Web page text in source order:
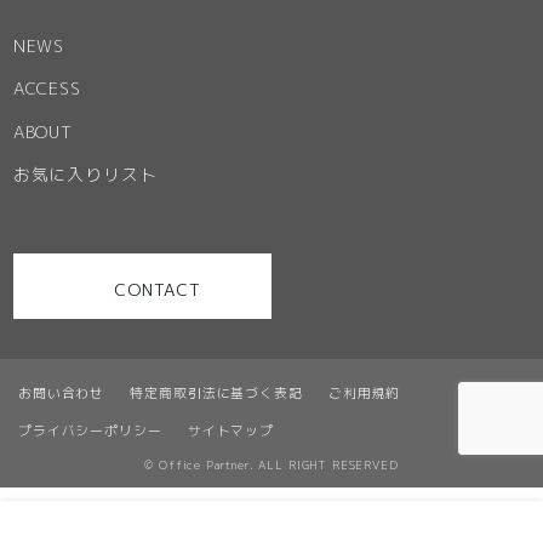
お問い合わせ 特定商取引法に基づく表記 ご利用規約
プライバシーポリシー サイトマップ
NEWS
ACCESS
ABOUT
お気に入りリスト
CONTACT
© Office Partner. ALL RIGHT RESERVED